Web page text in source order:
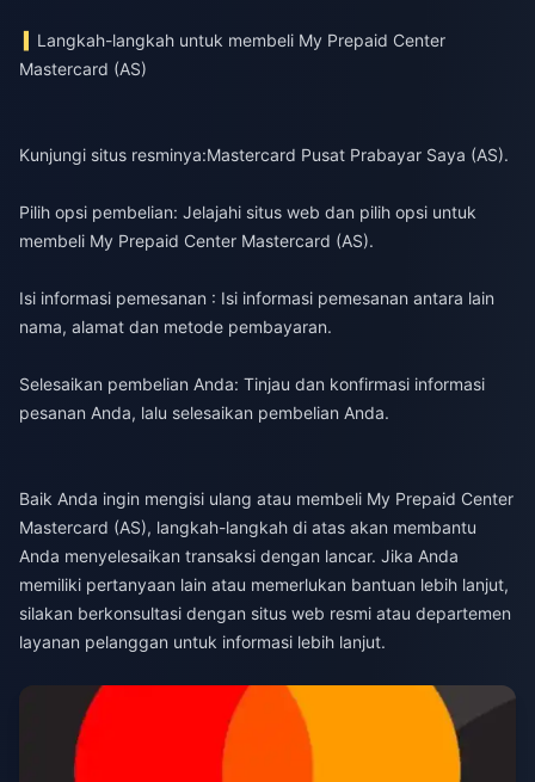
Langkah-langkah untuk membeli My Prepaid Center
Mastercard (AS)
Kunjungi situs resminya:Mastercard Pusat Prabayar Saya (AS).
Pilih opsi pembelian: Jelajahi situs web dan pilih opsi untuk
membeli My Prepaid Center Mastercard (AS).
Isi informasi pemesanan : Isi informasi pemesanan antara lain
nama, alamat dan metode pembayaran.
Selesaikan pembelian Anda: Tinjau dan konfirmasi informasi
pesanan Anda, lalu selesaikan pembelian Anda.
Baik Anda ingin mengisi ulang atau membeli My Prepaid Center
Mastercard (AS), langkah-langkah di atas akan membantu
Anda menyelesaikan transaksi dengan lancar. Jika Anda
memiliki pertanyaan lain atau memerlukan bantuan lebih lanjut,
silakan berkonsultasi dengan situs web resmi atau departemen
layanan pelanggan untuk informasi lebih lanjut.